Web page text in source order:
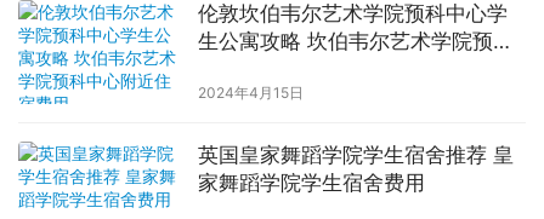
伦敦坎伯韦尔艺术学院预科中心学
生公寓攻略 坎伯韦尔艺术学院预科
2024年4月15日
英国皇家舞蹈学院学生宿舍推荐 皇
家舞蹈学院学生宿舍费用